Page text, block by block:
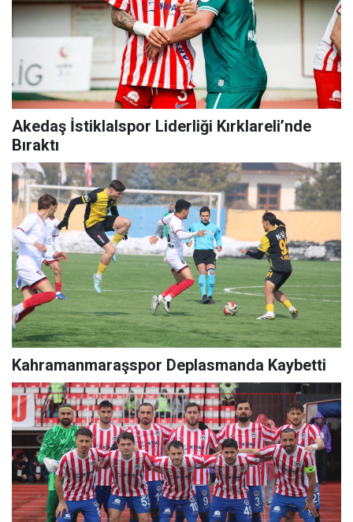
Akedaş İstiklalspor Liderliği Kırklareli’nde
Bıraktı
Kahramanmaraşspor Deplasmanda Kaybetti